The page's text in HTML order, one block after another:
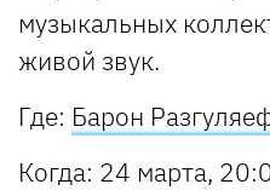
музыкальных
живой звук.
Где: Барон
Когда: 24 марта,